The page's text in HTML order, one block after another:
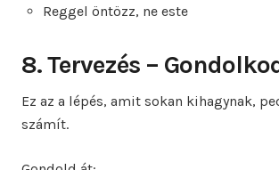
Reggel öntözz, ne este
8. Tervezés –
Ez az a lépés, amit sokan kihagynak,
számít.